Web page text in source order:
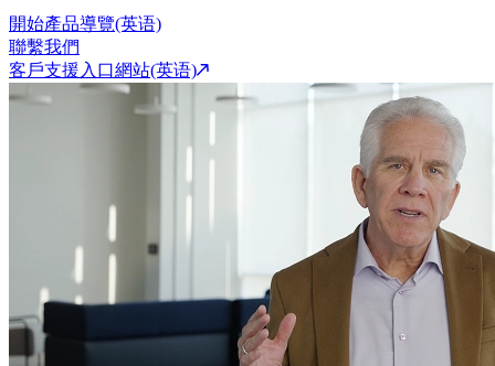
開始產品導覽(英语)
聯繫我們
客戶支援入口網站(英语)